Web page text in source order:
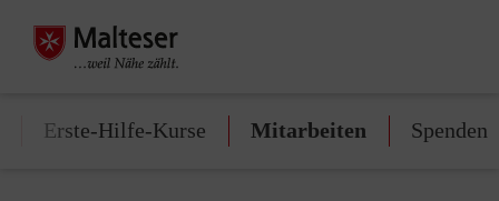
Erste-Hilfe-Kurse Mitarbeiten Spenden